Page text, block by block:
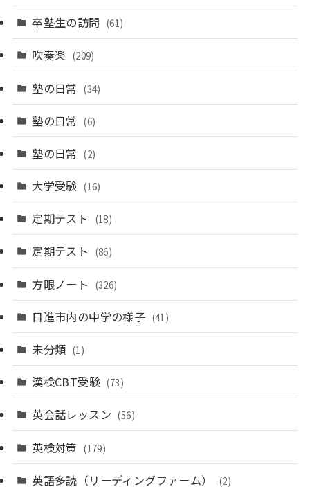
卒塾生の訪問 (61)
吹奏楽 (209)
塾の日常 (34)
塾の日常 (6)
塾の日常 (2)
大学受験 (16)
定期テスト (18)
定期テスト (86)
方眼ノート (326)
日進市内の中学の様子 (41)
未分類 (1)
漢検CBT受験 (73)
英会話レッスン (56)
英検対策 (179)
英語多読（リーディングファーム） (2)